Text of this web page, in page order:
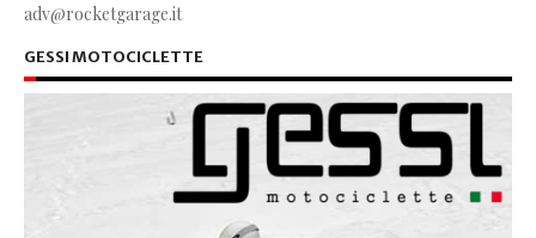
adv@rocketgarage.it
GESSI MOTOCICLETTE